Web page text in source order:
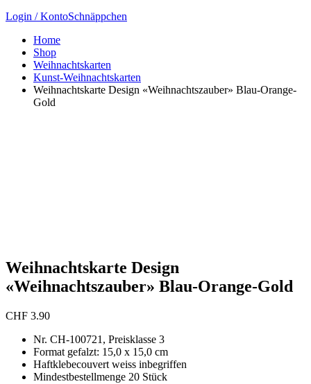
Login / KontoSchnäppchen
Home
Shop
Weihnachtskarten
Kunst-Weihnachtskarten
Weihnachtskarte Design «Weihnachtszauber» Blau-Orange-
Gold
Weihnachtskarte Design
«Weihnachtszauber» Blau-Orange-Gold
CHF 3.90
Nr. CH-100721, Preisklasse 3
Format gefalzt: 15,0 x 15,0 cm
Haftklebecouvert weiss inbegriffen
Mindestbestellmenge 20 Stück